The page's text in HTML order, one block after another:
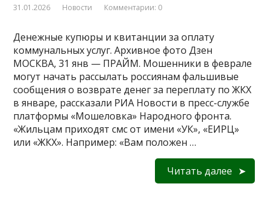
31.01.2026 Новости Комментарии: 0
Денежные купюры и квитанции за оплату
коммунальных услуг. Архивное фото Дзен
МОСКВА, 31 янв — ПРАЙМ. Мошенники в феврале
могут начать рассылать россиянам фальшивые
сообщения о возврате денег за переплату по ЖКХ
в январе, рассказали РИА Новости в пресс-службе
платформы «Мошеловка» Народного фронта.
«Жильцам приходят смс от имени «УК», «ЕИРЦ»
или «ЖКХ». Например: «Вам положен …
Читать далее